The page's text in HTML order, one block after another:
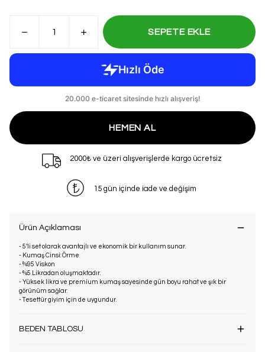
SEPETE EKLE
HEMEN AL
2000₺ ve üzeri alışverişlerde kargo ücretsiz
15 gün içinde iade ve değişim
Ürün Açıklaması
- 5’li set olarak avantajlı ve ekonomik bir kullanım sunar.
- Kumaş Cinsi: Örme
- %95 Viskon
- %5 Likradan oluşmaktadır.
- Yüksek likra ve premium kumaş sayesinde gün boyu rahat ve şık bir
görünüm sağlar.
- Tesettür giyim için de uygundur.
BEDEN TABLOSU